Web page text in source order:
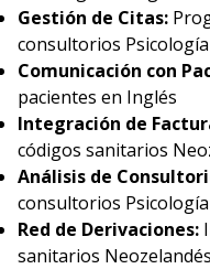
Gestión de Citas:
consultorios Psicología
Comunicación con
pacientes en Inglés
Integración de
códigos sanitarios
Análisis de
consultorios
Red de Derivaciones:
sanitarios Neozelandés